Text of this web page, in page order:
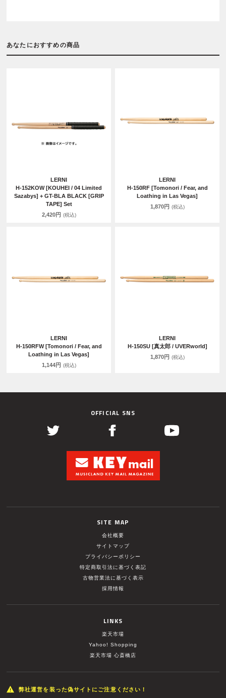
あなたにおすすめの商品
LERNI
H-152KOW [KOUHEI / 04 Limited
Sazabys] + GT-BLA BLACK [GRIP
TAPE] Set
2,420円 (税込)
LERNI
H-150RF [Tomonori / Fear, and
Loathing in Las Vegas]
1,870円 (税込)
LERNI
H-150RFW [Tomonori / Fear, and
Loathing in Las Vegas]
1,144円 (税込)
LERNI
H-150SU [真太郎 / UVERworld]
1,870円 (税込)
OFFICIAL SNS
SITE MAP
会社概要
サイトマップ
プライバシーポリシー
特定商取引法に基づく表記
古物営業法に基づく表示
採用情報
LINKS
楽天市場
Yahoo! Shopping
楽天市場 心斎橋店
弊社運営を装った偽サイトにご注意ください！